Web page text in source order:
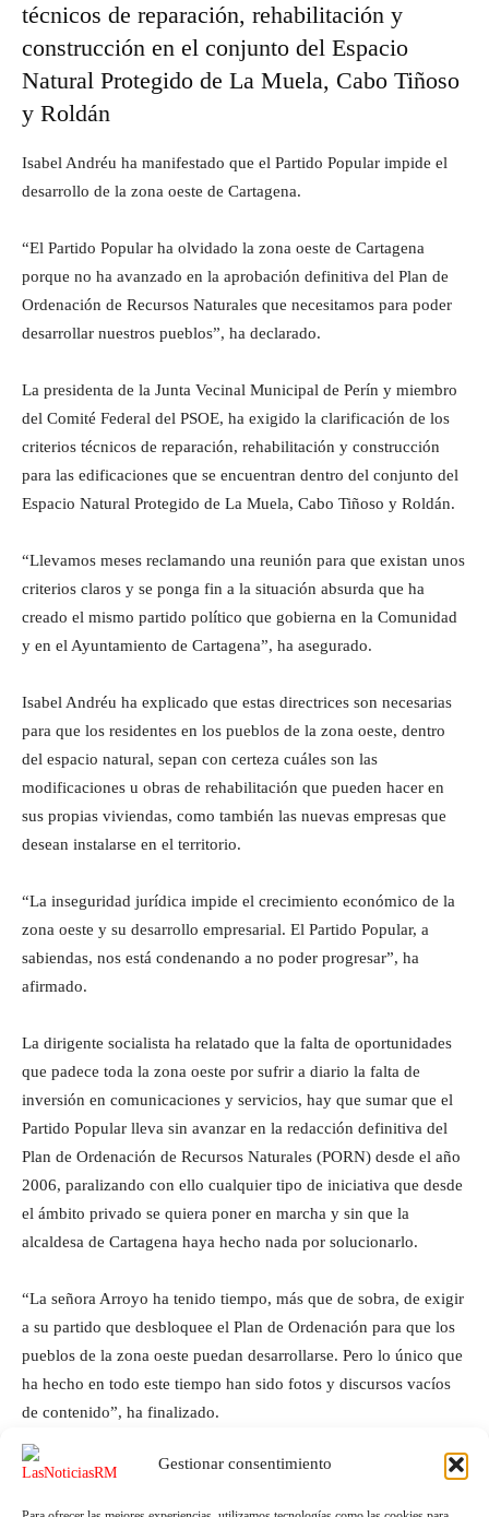
Gestionar consentimiento
técnicos de reparación, rehabilitación y
construcción en el conjunto del Espacio
Natural Protegido de La Muela, Cabo Tiñoso
y Roldán
Isabel Andréu ha manifestado que el Partido Popular impide el
desarrollo de la zona oeste de Cartagena.
“El Partido Popular ha olvidado la zona oeste de Cartagena
porque no ha avanzado en la aprobación definitiva del Plan de
Ordenación de Recursos Naturales que necesitamos para poder
desarrollar nuestros pueblos”, ha declarado.
La presidenta de la Junta Vecinal Municipal de Perín y miembro
del Comité Federal del PSOE, ha exigido la clarificación de los
criterios técnicos de reparación, rehabilitación y construcción
para las edificaciones que se encuentran dentro del conjunto del
Espacio Natural Protegido de La Muela, Cabo Tiñoso y Roldán.
“Llevamos meses reclamando una reunión para que existan unos
criterios claros y se ponga fin a la situación absurda que ha
creado el mismo partido político que gobierna en la Comunidad
y en el Ayuntamiento de Cartagena”, ha asegurado.
Isabel Andréu ha explicado que estas directrices son necesarias
para que los residentes en los pueblos de la zona oeste, dentro
del espacio natural, sepan con certeza cuáles son las
modificaciones u obras de rehabilitación que pueden hacer en
sus propias viviendas, como también las nuevas empresas que
desean instalarse en el territorio.
“La inseguridad jurídica impide el crecimiento económico de la
zona oeste y su desarrollo empresarial. El Partido Popular, a
sabiendas, nos está condenando a no poder progresar”, ha
afirmado.
La dirigente socialista ha relatado que la falta de oportunidades
que padece toda la zona oeste por sufrir a diario la falta de
inversión en comunicaciones y servicios, hay que sumar que el
Partido Popular lleva sin avanzar en la redacción definitiva del
Plan de Ordenación de Recursos Naturales (PORN) desde el año
2006, paralizando con ello cualquier tipo de iniciativa que desde
el ámbito privado se quiera poner en marcha y sin que la
alcaldesa de Cartagena haya hecho nada por solucionarlo.
“La señora Arroyo ha tenido tiempo, más que de sobra, de exigir
a su partido que desbloquee el Plan de Ordenación para que los
pueblos de la zona oeste puedan desarrollarse. Pero lo único que
ha hecho en todo este tiempo han sido fotos y discursos vacíos
de contenido”, ha finalizado.